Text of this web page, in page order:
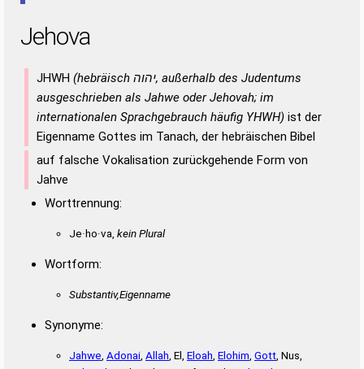
Jehova
JHWH (hebräisch ‏יהוה‎, außerhalb des Judentums
ausgeschrieben als Jahwe oder Jehovah; im
internationalen Sprachgebrauch häufig YHWH) ist der
Eigenname Gottes im Tanach, der hebräischen Bibel
auf falsche Vokalisation zurückgehende Form von
Jahve
Worttrennung:
Je·ho·va, kein Plural
Wortform:
Substantiv,Eigenname
Synonyme:
Jahwe Adonai Allah , El, Eloah Elohim Gott , Nus,